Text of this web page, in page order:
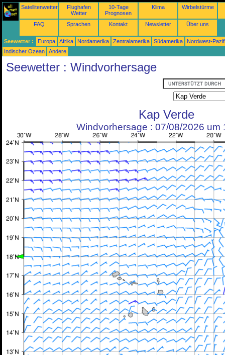
Satellitenwetter
Flughafen
Wetter
10-Tage
Prognosen
Klima Wirbelstürme
FAQ Sprachen Kontakt Newsletter Über uns
Seewetter : Europa Afrika Nordamerika Zentralamerika Südamerika
Nordwest-
Indischer Ozean
Andere
Seewetter : Windvorhersage
Kap Verde
Windvorhersage : 07/08/2026 um